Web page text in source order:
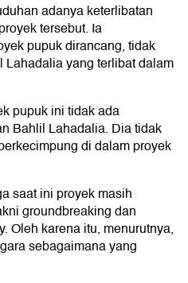
adanya keterlibatan
tersebut. Ia
pupuk dirancang, tidak
yang terlibat dalam
pupuk ini tidak ada
Bahlil Lahadalia. Dia tidak
di dalam proyek
saat ini proyek masih
groundbreaking dan
Oleh karena itu, menurutnya,
sebagaimana yang